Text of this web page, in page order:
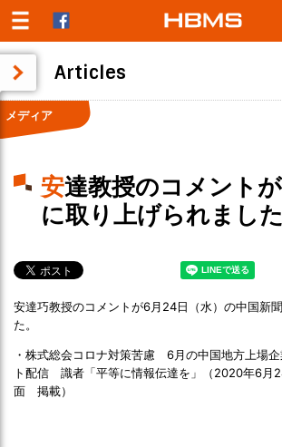
Articles
メディア
安達教授のコメントが中国新聞
に取り上げられました
安達巧教授のコメントが6月24日（水）の中国新
た。
・株式総会コロナ対策苦慮 6月の中国地方上場
ト配信 識者「平等に情報伝達を」（2020年6
面 掲載）